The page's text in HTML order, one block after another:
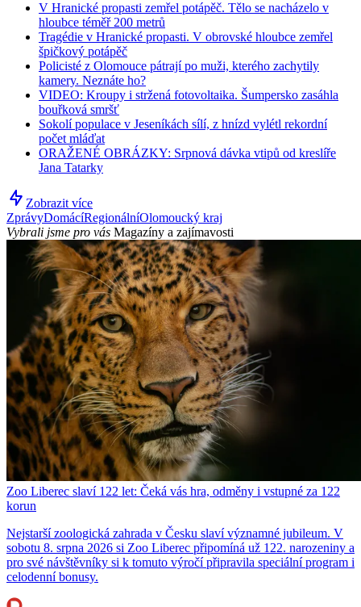
V Hranické propasti zemřel potápěč. Tělo se nacházelo v
hloubce téměř 200 metrů
Tragédie v Hranické propasti. V obrovské hloubce zemřel
špičkový potápěč
Policisté z Olomouce pátrají po muži, kterého zachytily
kamery. Neznáte ho?
VIDEO: Kroupy i stržená fotovoltaika. Šumpersko zasáhla
bouřková smršť
Sokolí populace v Jeseníkách sílí, z hnízd vylétl rekordní
počet mláďat
ORAŽENÉ OBRÁZKY: Srpnová dávka vtipů od kreslíře
Jana Tatarky
Zobrazit více
ZprávyDomácíRegionálníOlomoucký kraj
Vybrali jsme pro vás Magazíny a zajímavosti
Zoo Liberec slaví 122 let: Čeká vás hra, odměny i vstupné za 122
korun
Nejstarší zoologická zahrada v Česku slaví významné jubileum. V
sobotu 8. srpna 2026 si Zoo Liberec připomíná už 122. narozeniny a
pro své návštěvníky si k tomuto výročí připravila speciální program i
celodenní bonusy.